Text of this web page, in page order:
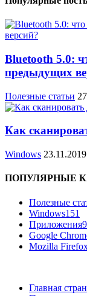
Bluetooth 5.0:
предыдущих
Полезные статьи
Как
Windows 23.11.2019
ПОПУЛЯРНЫЕ
Полезные
Windows151
Приложения
Google
Mozilla
Главная